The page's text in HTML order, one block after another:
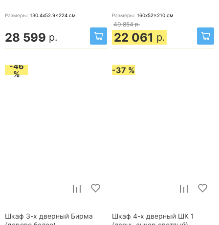
Размеры: 130.4x52.9x224 см
28 599 р.
Размеры: 160x52x210 см
40 854 р.
22 061 р.
-46
%
Шкаф 3-х дверный Бирма
-37 %
Шкаф 4-х дверный ШК 1